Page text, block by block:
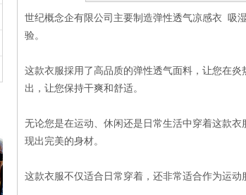
世纪概念企有限公司主要制造弹性透气凉感衣 吸
验。
这款衣服採用了高品质的弹性透气面料，让您在
出，让您保持干爽和舒适。
无论您是在运动、休闲还是日常生活中穿着这款
现出完美的身材。
这款衣服不仅适合日常穿着，还非常适合作为运